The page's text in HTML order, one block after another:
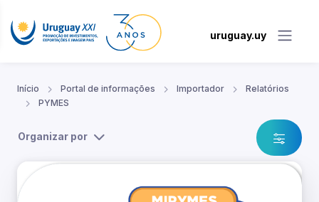
uruguay.uy
Início Portal de informações Importador
Relatórios
PYMES
Organizar por